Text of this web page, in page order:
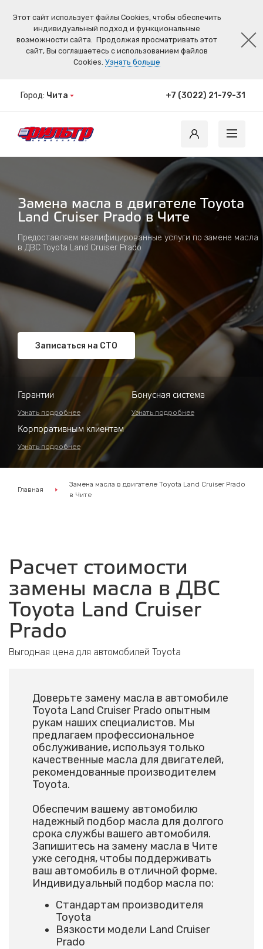
Этот сайт использует файлы Cookies, чтобы обеспечить
индивидуальный подход и функциональные
возможности сайта. Продолжая просматривать этот
сайт, Вы соглашаетесь с использованием файлов
Cookies. Узнать больше
Город: Чита +7 (3022) 21-79-31
Замена масла в двигателе Toyota
Land Cruiser Prado в Чите
Предоставляем квалифицированные услуги по замене масла
в ДВС Toyota Land Cruiser Prado
Записаться на СТО
Гарантии
Узнать подробнее
Бонусная система
Узнать подробнее
Корпоративным клиентам
Узнать подробнее
Главная
Замена масла в двигателе Toyota Land Cruiser Prado
в Чите
Расчет стоимости
замены масла в ДВС
Toyota Land Cruiser
Prado
Выгодная цена для автомобилей Toyota
Доверьте замену масла в автомобиле
Toyota Land Cruiser Prado опытным
рукам наших специалистов. Мы
предлагаем профессиональное
обслуживание, используя только
качественные масла для двигателей,
рекомендованные производителем
Toyota.
Обеспечим вашему автомобилю
надежный подбор масла для долгого
срока службы вашего автомобиля.
Запишитесь на замену масла в Чите
уже сегодня, чтобы поддерживать
ваш автомобиль в отличной форме.
Индивидуальный подбор масла по:
Стандартам производителя
Toyota
Вязкости модели Land Cruiser
Prado